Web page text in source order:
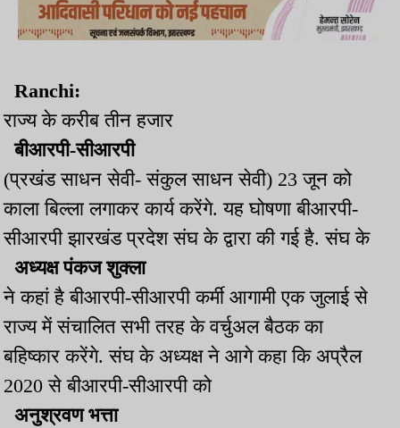
Ranchi:
राज्य के करीब तीन हजार
बीआरपी-सीआरपी
(प्रखंड साधन सेवी- संकुल साधन सेवी) 23 जून को
काला बिल्ला लगाकर कार्य करेंगे. यह घोषणा बीआरपी-
सीआरपी झारखंड प्रदेश संघ के द्वारा की गई है. संघ के
अध्यक्ष पंकज शुक्ला
ने कहां है बीआरपी-सीआरपी कर्मी आगामी एक जुलाई से
राज्य में संचालित सभी तरह के वर्चुअल बैठक का
बहिष्कार करेंगे. संघ के अध्यक्ष ने आगे कहा कि अप्रैल
2020 से बीआरपी-सीआरपी को
अनुश्रवण भत्ता